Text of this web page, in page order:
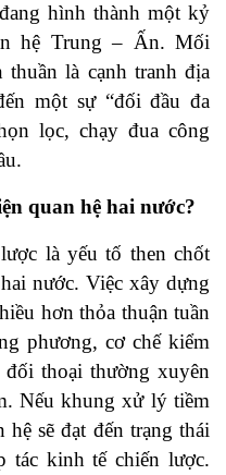
hình thành một kỷ
hệ Trung – Ấn. Mối
là cạnh tranh địa
một sự “đối đầu đa
lọc, chạy đua công
quan hệ hai nước?
là yếu tố then chốt
nước. Việc xây dựng
hơn thỏa thuận tuần
phương, cơ chế kiểm
thoại thường xuyên
Nếu khung xử lý tiềm
sẽ đạt đến trạng thái
tác kinh tế chiến lược.